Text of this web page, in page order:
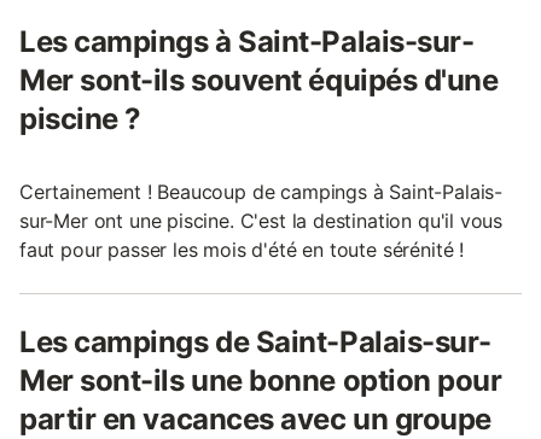
Les campings à Saint-Palais-sur-
Mer sont-ils souvent équipés d'une
piscine ?
Certainement ! Beaucoup de campings à Saint-Palais-
sur-Mer ont une piscine. C'est la destination qu'il vous
faut pour passer les mois d'été en toute sérénité !
Les campings de Saint-Palais-sur-
Mer sont-ils une bonne option pour
partir en vacances avec un groupe